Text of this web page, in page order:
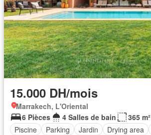
15.000 DH/mois
Marrakech, L'Oriental
6 Pièces
4 Salles de bain
365 m²
Piscine
Parking Jardin Drying area